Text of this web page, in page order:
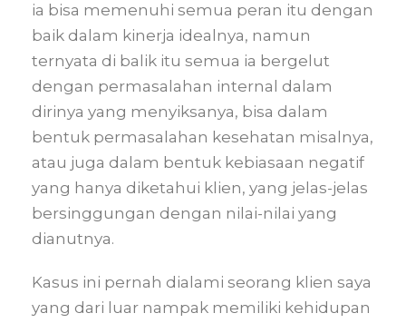
ia bisa memenuhi semua peran itu dengan
baik dalam kinerja idealnya, namun
ternyata di balik itu semua ia bergelut
dengan permasalahan internal dalam
dirinya yang menyiksanya, bisa dalam
bentuk permasalahan kesehatan misalnya,
atau juga dalam bentuk kebiasaan negatif
yang hanya diketahui klien, yang jelas-jelas
bersinggungan dengan nilai-nilai yang
dianutnya.
Kasus ini pernah dialami seorang klien saya
yang dari luar nampak memiliki kehidupan